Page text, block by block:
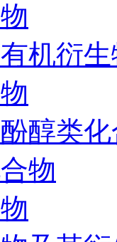
机衍
醇类
物